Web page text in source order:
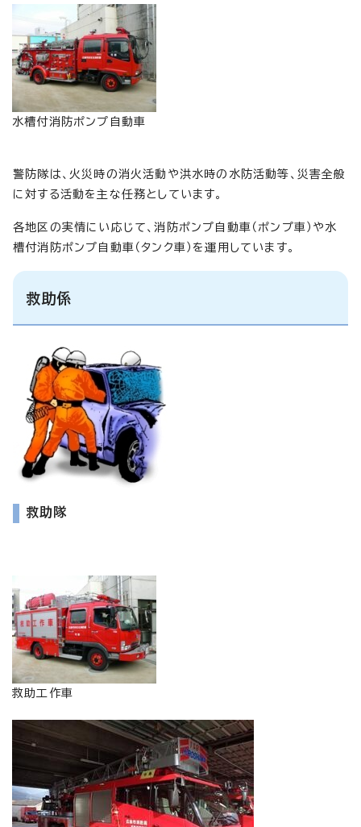
水槽付消防ポンプ自動車
警防隊は、火災時の消火活動や洪水時の水防活動等、災害全般
に対する活動を主な任務としています。
各地区の実情にい応じて、消防ポンプ自動車（ポンプ車）や水
槽付消防ポンプ自動車（タンク車）を運用しています。
救助係
救助隊
救助工作車